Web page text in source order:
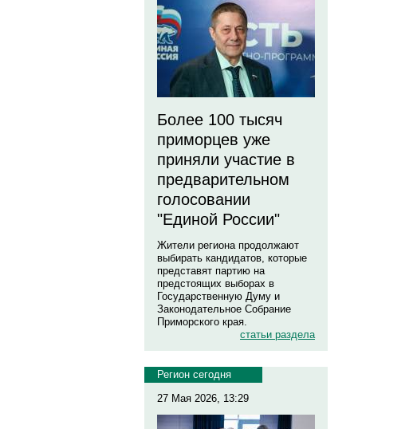
Более 100 тысяч
приморцев уже
приняли участие в
предварительном
голосовании
"Единой России"
Жители региона продолжают
выбирать кандидатов, которые
представят партию на
предстоящих выборах в
Государственную Думу и
Законодательное Собрание
Приморского края.
статьи раздела
Регион сегодня
27 Мая 2026, 13:29